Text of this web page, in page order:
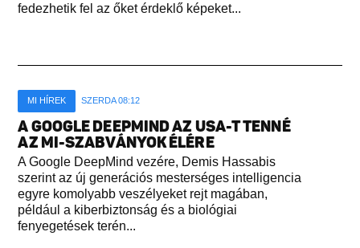
fedezhetik fel az őket érdeklő képeket...
MI HÍREK SZERDA 08:12
A GOOGLE DEEPMIND AZ USA-T TENNÉ
AZ MI-SZABVÁNYOK ÉLÉRE
A Google DeepMind vezére, Demis Hassabis
szerint az új generációs mesterséges intelligencia
egyre komolyabb veszélyeket rejt magában,
például a kiberbiztonság és a biológiai
fenyegetések terén...